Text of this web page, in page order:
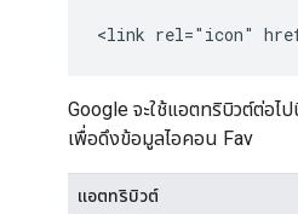
<link rel="icon"
Google จะใช้แอตทริบิวต์ต่อไ
เพื่อดึงข้อมูลไอคอน Fav
แอตทริบิวต์